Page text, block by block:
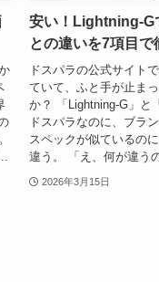
安い！Lightning-G
との違いを7項目で
ドスパラの公式サイト
ていて、ふと手が止ま
か？ 「Lightning-G」と
ドスパラなのに、ブラ
スペックが似ているの
違う。 「え、何が違う
2026年3月15日